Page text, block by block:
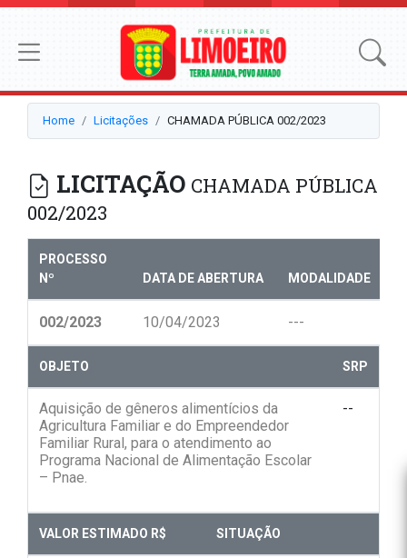
Home Licitações CHAMADA PÚBLICA 002/2023
LICITAÇÃO CHAMADA PÚBLICA
002/2023
PROCESSO
Nº
DATA DE ABERTURA MODALIDADE
002/2023 10/04/2023 ---
OBJETO SRP
Aquisição de gêneros alimentícios da
Agricultura Familiar e do Empreendedor
Familiar Rural, para o atendimento ao
Programa Nacional de Alimentação Escolar
– Pnae.
--
VALOR ESTIMADO R$ SITUAÇÃO